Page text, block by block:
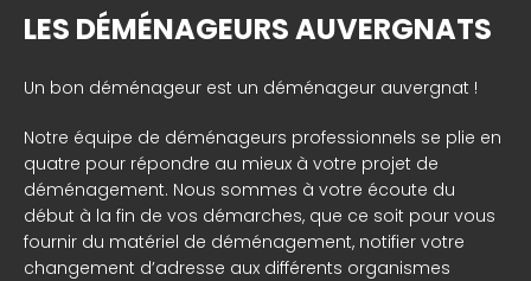
LES DÉMÉNAGEURS AUVERGNATS
Un bon déménageur est un déménageur auvergnat !
Notre équipe de déménageurs professionnels se plie en
quatre pour répondre au mieux à votre projet de
déménagement. Nous sommes à votre écoute du
début à la fin de vos démarches, que ce soit pour vous
fournir du matériel de déménagement, notifier votre
changement d’adresse aux différents organismes